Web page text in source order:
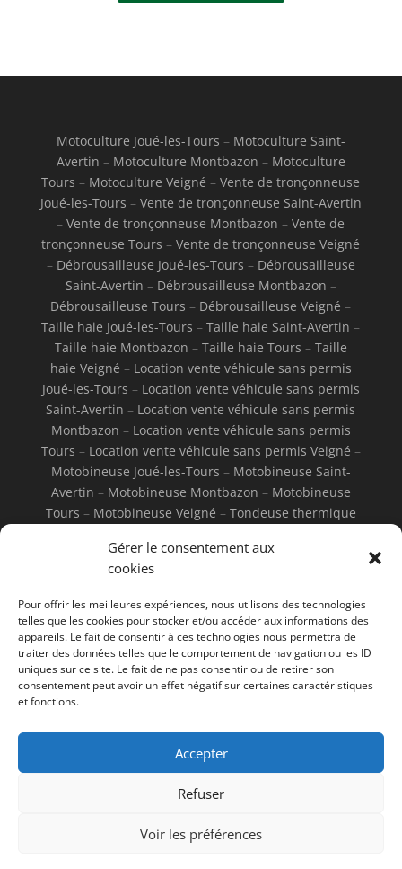
Gérer le consentement aux
cookies
Pour offrir les meilleures expériences, nous utilisons des technologies
telles que les cookies pour stocker et/ou accéder aux informations des
appareils. Le fait de consentir à ces technologies nous permettra de
traiter des données telles que le comportement de navigation ou les ID
uniques sur ce site. Le fait de ne pas consentir ou de retirer son
consentement peut avoir un effet négatif sur certaines caractéristiques
et fonctions.
Accepter
Refuser
Voir les préférences
Motoculture Joué-les-Tours – Motoculture Saint-
Avertin – Motoculture Montbazon – Motoculture
Tours – Motoculture Veigné –Vente de tronçonneuse
Joué-les-Tours – Vente de tronçonneuse Saint-Avertin
–Vente de tronçonneuse Montbazon –Vente de
tronçonneuse Tours –Vente de tronçonneuse Veigné
– Débrousailleuse Joué-les-Tours – Débrousailleuse
Saint-Avertin – Débrousailleuse Montbazon –
Débrousailleuse Tours – Débrousailleuse Veigné –
Taille haie Joué-les-Tours –Taille haie Saint-Avertin –
Taille haie Montbazon – Taille haie Tours – Taille
haie Veigné – Location vente véhicule sans permis
Joué-les-Tours – Location vente véhicule sans permis
Saint-Avertin – Location vente véhicule sans permis
Montbazon – Location vente véhicule sans permis
Tours – Location vente véhicule sans permis Veigné –
Motobineuse Joué-les-Tours – Motobineuse Saint-
Avertin – Motobineuse Montbazon – Motobineuse
Tours – Motobineuse Veigné – Tondeuse thermique
Tondeuse thermique Montbazon–
thermique Tours
électrique Saint-Avertin–Tondeuse électrique
Montbazon–Tondeuse électrique Tours–Tondeuse
électrique Veigné
Mentions Légales
© Jamin Motoculture - 2026 - Tous